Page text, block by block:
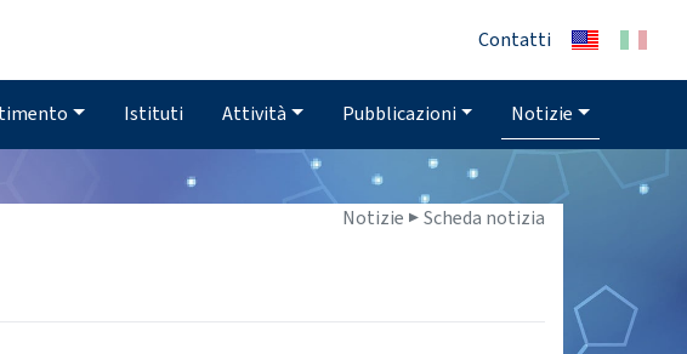
Contatti
Istituti Attività Pubblicazioni Notizie
Notizie ▶Scheda notizia